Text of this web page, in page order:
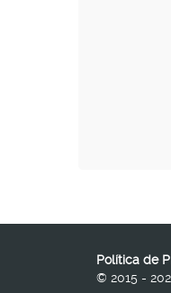
Política de
© 2015 -